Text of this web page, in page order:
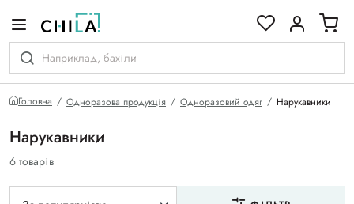
Головна Одноразова продукція Одноразовий одяг Нарукавники
Нарукавники
6 товарів
гамі